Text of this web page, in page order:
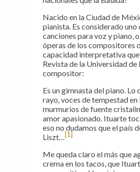
Nacido en la Ciudad de
pianista. Es considerado
canciones para voz y piano,
óperas de los compositores
capacidad interpretativa
Revista de la Universidad
compositor:
Es un gimnasta del piano.
rayo, voces de tempestad
murmurios de fuente
amor apasionado. Ituarte
eso no dudamos que el país
Liszt…[1]
Me queda claro el más que
crema en los tacos, que